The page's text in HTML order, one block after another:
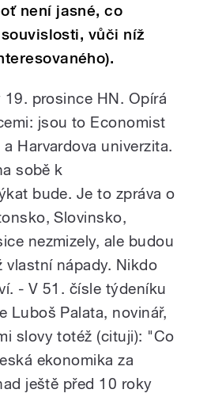
není jasné, co
vůči níž
prosince HN. Opírá
jsou to Economist
Harvardova univerzita.
sobě k
bude. Je to zpráva o
Slovinsko,
nezmizely, ale budou
vlastní nápady. Nikdo
- V 51. čísle týdeníku
Luboš Palata, novinář,
slovy totéž (cituji): "Co
ekonomika za
ještě před 10 roky